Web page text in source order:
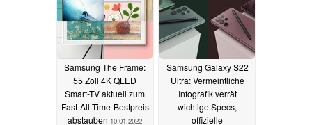
Samsung The Frame:
55 Zoll 4K QLED
Smart-TV aktuell zum
Fast-All-Time-Bestpreis
abstauben 10.01.2022
Samsung Galaxy S22
Ultra: Vermeintliche
Infografik verrät
wichtige Specs,
offizielle